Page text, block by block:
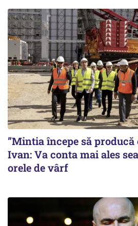
”Mintia începe să producă
Ivan: Va conta mai ales
orele de vârf